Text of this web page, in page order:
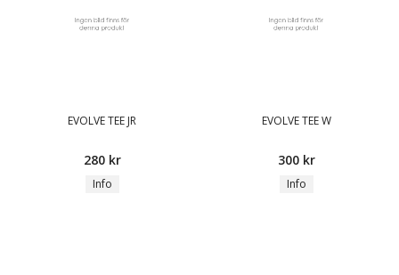
EVOLVE TEE JR
280 kr
Info
EVOLVE TEE W
300 kr
Info